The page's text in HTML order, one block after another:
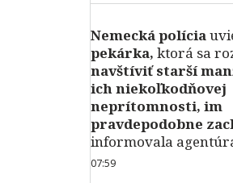
Nemecká polícia
pekárka, ktorá sa
navštíviť starší
ich niekoľkodňovej
neprítomnosti, im
pravdepodobne
informovala
07:59